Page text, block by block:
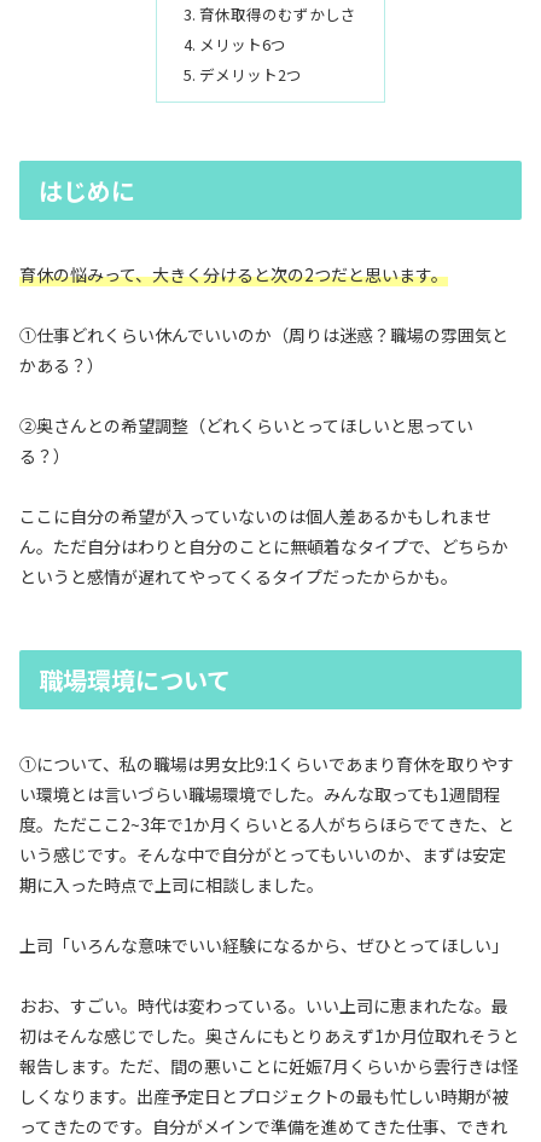
育休取得のむずかしさ
メリット6つ
デメリット2つ
はじめに
育休の悩みって、大きく分けると次の2つだと思います。
①仕事どれくらい休んでいいのか（周りは迷惑？職場の雰囲気と
かある？）
②奥さんとの希望調整（どれくらいとってほしいと思ってい
る？）
ここに自分の希望が入っていないのは個人差あるかもしれませ
ん。ただ自分はわりと自分のことに無頓着なタイプで、どちらか
というと感情が遅れてやってくるタイプだったからかも。
職場環境について
①について、私の職場は男女比9:1くらいであまり育休を取りやす
い環境とは言いづらい職場環境でした。みんな取っても1週間程
度。ただここ2~3年で1か月くらいとる人がちらほらでてきた、と
いう感じです。そんな中で自分がとってもいいのか、まずは安定
期に入った時点で上司に相談しました。
上司「いろんな意味でいい経験になるから、ぜひとってほしい」
おお、すごい。時代は変わっている。いい上司に恵まれたな。最
初はそんな感じでした。奥さんにもとりあえず1か月位取れそうと
報告します。ただ、間の悪いことに妊娠7月くらいから雲行きは怪
しくなります。出産予定日とプロジェクトの最も忙しい時期が被
ってきたのです。自分がメインで準備を進めてきた仕事、できれ